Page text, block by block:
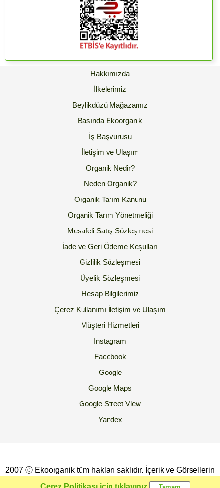
Hakkımızda
İlkelerimiz
Beylikdüzü Mağazamız
Basında Ekoorganik
İş Başvurusu
İletişim ve Ulaşım
Organik Nedir?
Neden Organik?
Organik Tarım Kanunu
Organik Tarım Yönetmeliği
Mesafeli Satış Sözleşmesi
İade ve Geri Ödeme Koşulları
Gizlilik Sözleşmesi
Üyelik Sözleşmesi
Hesap Bilgilerimiz
Çerez Kullanımı İletişim ve Ulaşım
Müşteri Hizmetleri
Instagram
Facebook
Google
Google Maps
Google Street View
Yandex
Çerez Politikası için tıklayınız
2007 Ⓒ Ekoorganik tüm hakları saklıdır. İçerik ve Görsellerin
İzinsiz Kopyalanması yada Kullanılması Yasaktır.